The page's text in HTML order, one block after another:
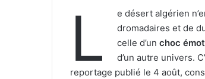
L
e désert algérien
dromadaires et de
celle d’un choc
d’un autre univers.
reportage publié le 4 août,